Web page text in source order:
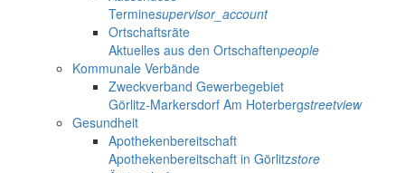
Terminesupervisor_account
Ortschaftsräte
Aktuelles aus den Ortschaftenpeople
Kommunale Verbände
Zweckverband Gewerbegebiet
Görlitz-Markersdorf Am Hoterbergstreetview
Gesundheit
Apothekenbereitschaft
Apothekenbereitschaft in Görlitzstore